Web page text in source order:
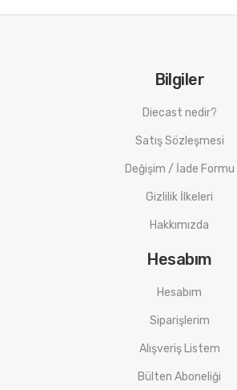
Bilgiler
Diecast nedir?
Satış Sözleşmesi
Değişim / İade Formu
Gizlilik İlkeleri
Hakkımızda
Hesabım
Hesabım
Siparişlerim
Alışveriş Listem
Bülten Aboneliği